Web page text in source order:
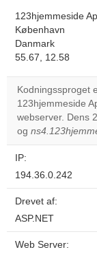
123hjemmeside
København
Danmark
55.67, 12.58
Kodningssproget
123hjemmeside
webserver. Dens
og
IP:
194.36.0.242
Drevet af:
ASP.NET
Web Server: